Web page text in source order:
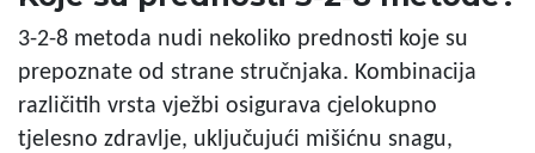
3-2-8 metoda nudi nekoliko prednosti koje su
prepoznate od strane stručnjaka. Kombinacija
različitih vrsta vježbi osigurava cjelokupno
tjelesno zdravlje, uključujući mišićnu snagu,